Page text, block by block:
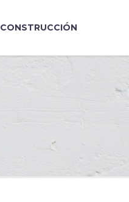
CONSTRUCCIÓN